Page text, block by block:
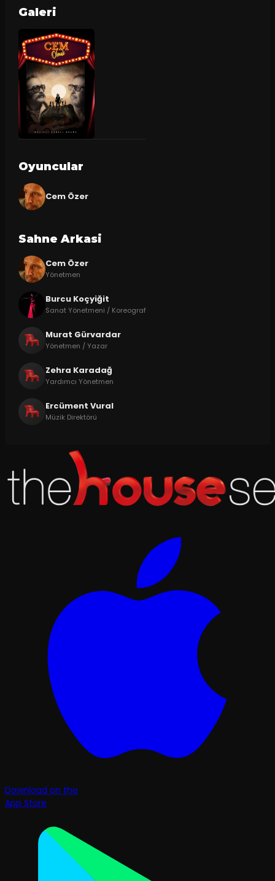
Galeri
Oyuncular
Cem Özer
Sahne Arkasi
Cem Özer
Yönetmen
Burcu Koçyiğit
Sanat Yönetmeni / Koreograf
Murat Gürvardar
Yönetmen / Yazar
Zehra Karadağ
Yardımcı Yönetmen
Ercüment Vural
Müzik Direktörü
Download on the
App Store